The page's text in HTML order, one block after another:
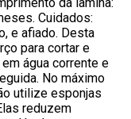
Cuidados:
e afiado. Desta
para cortar e
água corrente e
No máximo
utilize esponjas
reduzem